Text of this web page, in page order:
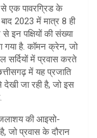
एक पावरग्रिड के
2023 में मात्र 8 ही
इन पक्षियों की संख्या
गया है. कॉमन क्रेन, जो
सर्दियों में प्रवास करते
में यह प्रजाति
जा रही है, जो इस
की आइसो-
जो प्रवास के दौरान